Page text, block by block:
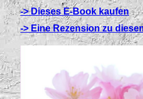
-> Dieses E-Book kaufen
-> Eine Rezension zu